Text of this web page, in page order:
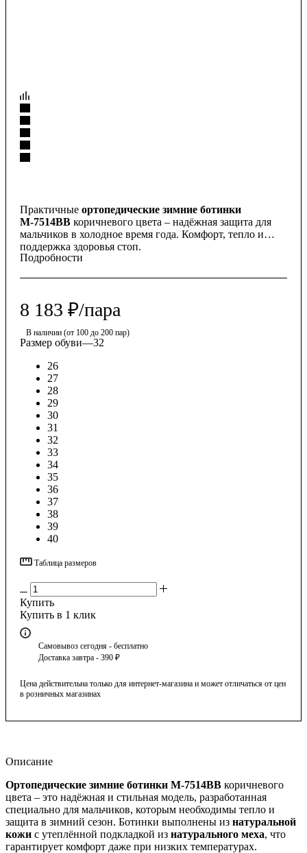
Практичные ортопедические зимние ботинки
М-7514ВВ коричневого цвета – надёжная защита для
мальчиков в холодное время года. Комфорт, тепло и
поддержка здоровья стоп.
Подробности
8 183 ₽/пара
В наличии (от 100 до 200 пар)
Размер обуви—32
26
27
28
29
30
31
32
33
34
35
36
37
38
39
40
Таблица размеров
Купить
Купить в 1 клик
Самовывоз сегодня - бесплатно
Доставка завтра - 390 ₽
Цена действительна только для интернет-магазина и может отличаться от цен
в розничных магазинах
Описание
Ортопедические зимние ботинки М-7514ВВ коричневого
цвета – это надёжная и стильная модель, разработанная
специально для мальчиков, которым необходимы тепло и
защита в зимний сезон. Ботинки выполнены из натуральной
кожи с утеплённой подкладкой из натурального меха, что
гарантирует комфорт даже при низких температурах.